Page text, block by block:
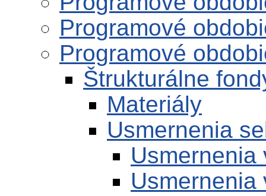
Programové
Programové
Štrukturálne
Materiály
Usmernenia
Usmernenia
Usmernenia